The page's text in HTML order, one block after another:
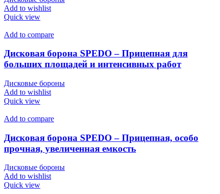
Add to wishlist
Quick view
Add to compare
Дисковая борона SPEDO – Прицепная для
больших площадей и интенсивных работ
Дисковые бороны
Add to wishlist
Quick view
Add to compare
Дисковая борона SPEDO – Прицепная, особо
прочная, увеличенная емкость
Дисковые бороны
Add to wishlist
Quick view